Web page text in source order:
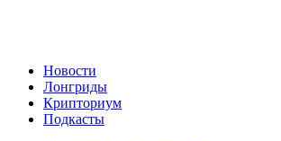
Новости
Лонгриды
Крипториум
Подкасты